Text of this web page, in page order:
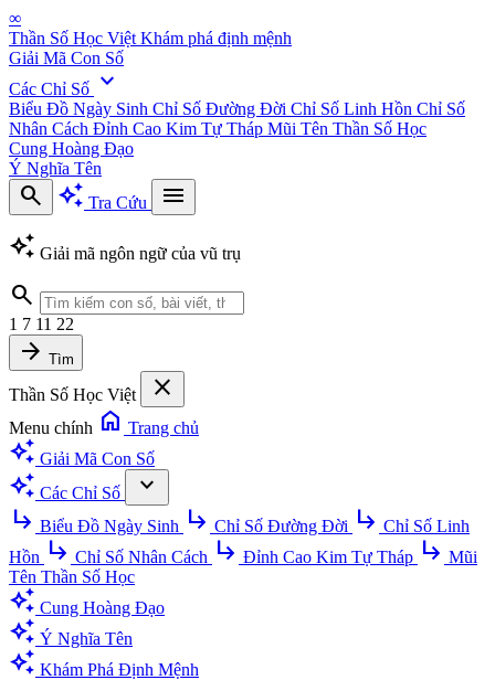
∞
Thần Số Học Việt Khám phá định mệnh
Giải Mã Con Số
Các Chỉ Số expand_more
Biểu Đồ Ngày Sinh Chỉ Số Đường Đời Chỉ Số Linh Hồn Chỉ Số
Nhân Cách Đỉnh Cao Kim Tự Tháp Mũi Tên Thần Số Học
Cung Hoàng Đạo
Ý Nghĩa Tên
search auto_awesome Tra Cứu
menu
auto_awesome Giải mã ngôn ngữ của vũ trụ
search
1 7 11 22
arrow_forward Tìm
Thần Số Học Việt close
Menu chính home Trang chủ
auto_awesome Giải Mã Con Số
auto_awesome Các Chỉ Số
expand_more
subdirectory_arrow_right Biểu Đồ Ngày Sinh subdirectory_arrow_right Chỉ Số Đường Đời subdirectory_arrow_right Chỉ Số Linh
Hồn subdirectory_arrow_right Chỉ Số Nhân Cách subdirectory_arrow_right Đỉnh Cao Kim Tự Tháp subdirectory_arrow_right Mũi
Tên Thần Số Học
auto_awesome Cung Hoàng Đạo
auto_awesome Ý Nghĩa Tên
auto_awesome Khám Phá Định Mệnh